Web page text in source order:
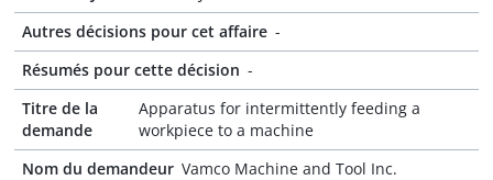
Autres décisions pour cet affaire -
Résumés pour cette décision -
Titre de la
demande
Apparatus for intermittently feeding a
workpiece to a machine
Nom du demandeur Vamco Machine and Tool Inc.